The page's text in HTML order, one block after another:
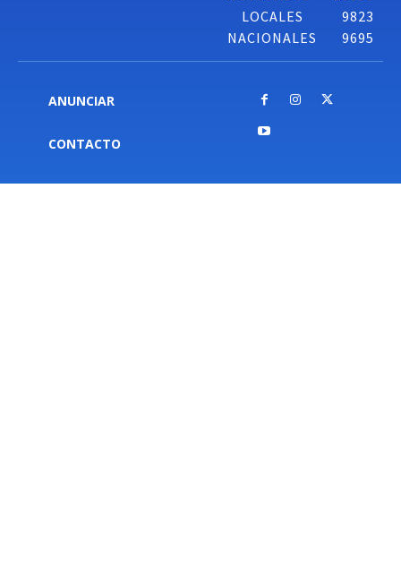
LOCALES
9823
NACIONALES
9695
ANUNCIAR
CONTACTO